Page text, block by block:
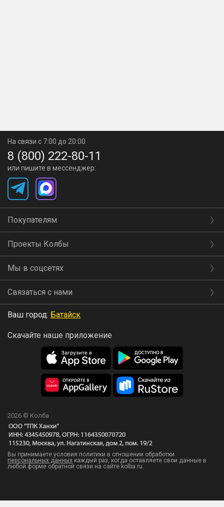
На связи с 7:00 до 20:00
8 (800) 222-80-11
или пишите в мессенджер:
Покупателям
Проекты Колбы
Мы в соцсетях
Связаться с нами
Ваш город: Батайск
Скачайте наше приложение
2026 © Колба
Вы принимаете условия политики в отношении обработки
персональных данных каждый раз, когда оставляете свои данные в
любой форме обратной связи на сайте kolba.ru.